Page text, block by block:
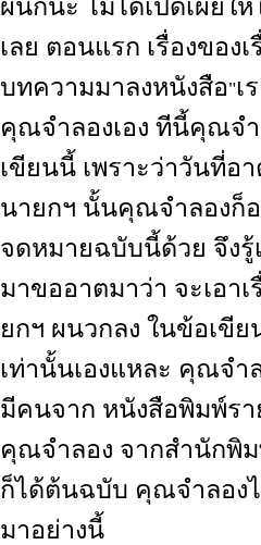
ผนึกนะ ไม่ได้เปิดเผยใ
เลย ตอนแรก เรื่องของ
บทความมาลงหนังสือ"เ
คุณจำลองเอง ทีนี้คุณจำ
เขียนนี้ เพราะว่าวันที่
นายกฯ นั้นคุณจำลองก็
จดหมายฉบับนี้ด้วย จึงรู้
มาขออาตมาว่า จะเอา
ยกฯ ผนวกลง ในข้อเขี
เท่านั้นเองแหละ คุณจำ
มีคนจาก หนังสือพิมพ์ร
คุณจำลอง จากสำนักพิ
ก็ได้ต้นฉบับ คุณจำลองไ
มาอย่างนี้